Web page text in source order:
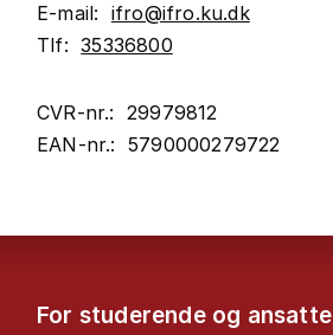
E-mail: ifro@ifro.ku.dk
Tlf:35336800
CVR-nr.: 29979812
EAN-nr.: 5790000279722
For studerende og ansatte